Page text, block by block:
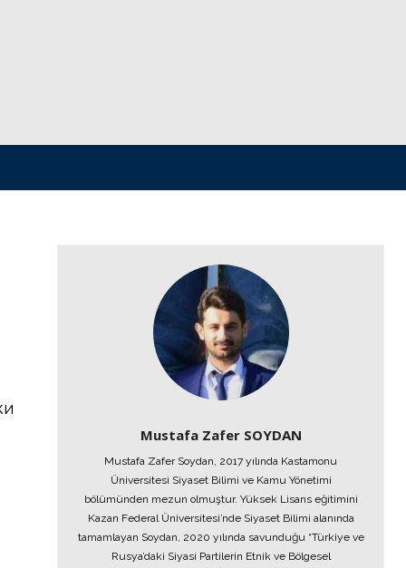
Mustafa Zafer SOYDAN
Mustafa Zafer Soydan, 2017 yılında Kastamonu
Üniversitesi Siyaset Bilimi ve Kamu Yönetimi
bölümünden mezun olmuştur. Yüksek Lisans eğitimini
Kazan Federal Üniversitesi’nde Siyaset Bilimi alanında
tamamlayan Soydan, 2020 yılında savunduğu “Türkiye ve
Rusya’daki Siyasi Partilerin Etnik ve Bölgesel